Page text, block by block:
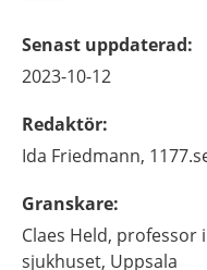
Senast uppdaterad:
2023-10-12
Redaktör:
Ida Friedmann,
Granskare:
Claes Held, professor
sjukhuset, Uppsala